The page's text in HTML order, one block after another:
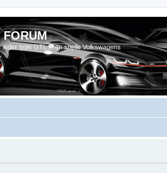
ieder type GTI, R en snelle Volkswagens